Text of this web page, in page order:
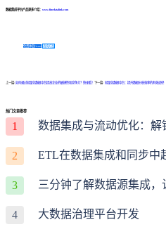
数据集成平台产品更多介绍： www.finedatalink.com
免费体验Demo 咨询方案
上一篇: 如何通过轻量化数据中台提高企业的敏捷性和竞争力？快来看！ 下一篇: 轻量化数据中台：提升数据分析效率的有效途径
热门文章推荐
1 数据集成与流动优化：解
2 ETL在数据集成和同步中
3 三分钟了解数据源集成
4 大数据治理平台开发